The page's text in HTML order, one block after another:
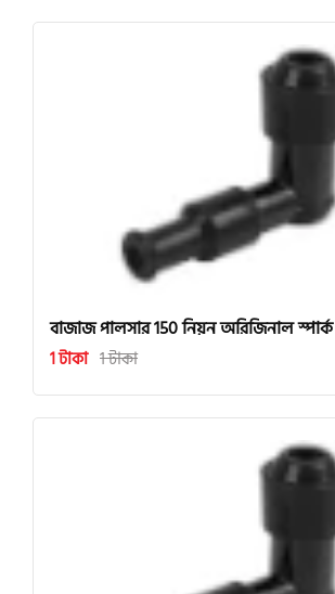
বাজাজ পালসার 150 নিয়ন অরিজিনাল স্পার্ক
1 টাকা 1 টাকা